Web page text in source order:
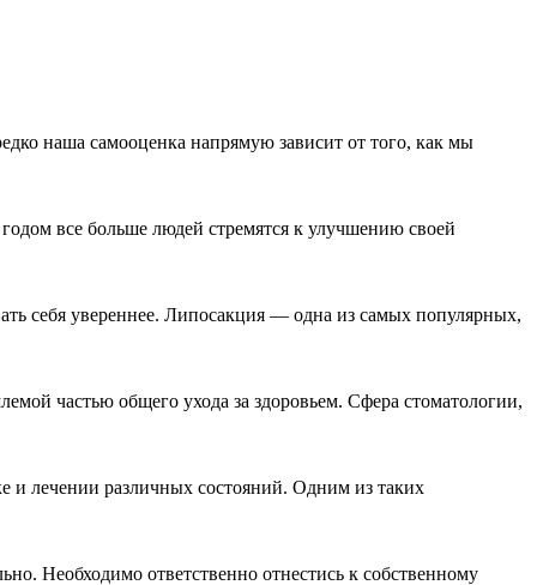
наша самооценка напрямую зависит от того, как мы
все больше людей стремятся к улучшению своей
себя увереннее. Липосакция — одна из самых популярных,
частью общего ухода за здоровьем. Сфера стоматологии,
и лечении различных состояний. Одним из таких
Необходимо ответственно отнестись к собственному